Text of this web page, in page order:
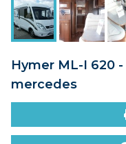
DOVE SIAMO
CONTATTI
Hymer ML-I 620
mercedes